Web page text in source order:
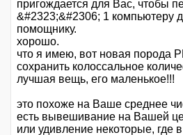
пригождается для Вас, чтобы
&#2323;&#2306; 1 компьютеру
помощнику.
хорошо.
что я имею, вот новая порода
сохранить колоссальное
лучшая вещь, его маленькое!!!
это похоже на Ваше среднее
есть вывешивание на Вашей
или удивление некоторые, где